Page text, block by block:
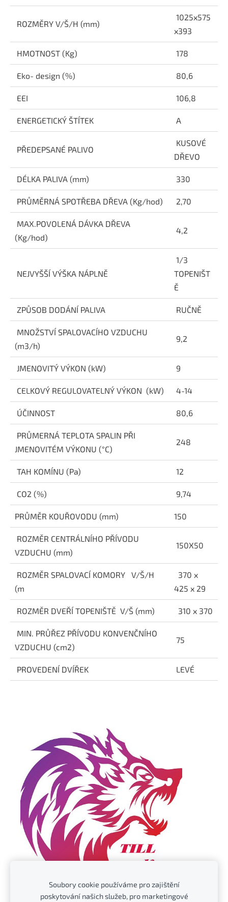
ROZMĚRY V/Š/H (mm)
1025x575
x393
HMOTNOST (Kg) 178
Eko- design (%) 80,6
EEI 106,8
ENERGETICKÝ ŠTÍTEK A
PŘEDEPSANÉ PALIVO
KUSOVÉ
DŘEVO
DÉLKA PALIVA (mm) 330
PRŮMĚRNÁ SPOTŘEBA DŘEVA (Kg/hod) 2,70
MAX.POVOLENÁ DÁVKA DŘEVA
(Kg/hod)
4,2
NEJVYŠŠÍ VÝŠKA NÁPLNĚ
1/3
TOPENIŠT
Ě
ZPŮSOB DODÁNÍ PALIVA RUČNĚ
MNOŽSTVÍ SPALOVACÍHO VZDUCHU
(m3/h)
9,2
JMENOVITÝ VÝKON (kW) 9
CELKOVÝ REGULOVATELNÝ VÝKON (kW) 4-14
ÚČINNOST 80,6
PRŮMERNÁ TEPLOTA SPALIN PŘI
JMENOVITÉM VÝKONU (°C)
248
TAH KOMÍNU (Pa) 12
CO2 (%) 9,74
PRŮMĚR KOUŘOVODU (mm) 150
ROZMĚR CENTRÁLNÍHO PŘÍVODU
VZDUCHU (mm)
150X50
ROZMĚR SPALOVACÍ KOMORY
V/Š/H
(m
370 x
425 x 29
ROZMĚR DVEŘÍ TOPENIŠTĚ V/Š (mm) 310 x 370
MIN. PRŮŘEZ PŘÍVODU KONVENČNÍHO
VZDUCHU (cm2)
75
PROVEDENÍ DVÍŘEK LEVÉ
Soubory cookie používáme pro zajištění
poskytování našich služeb, pro marketingové